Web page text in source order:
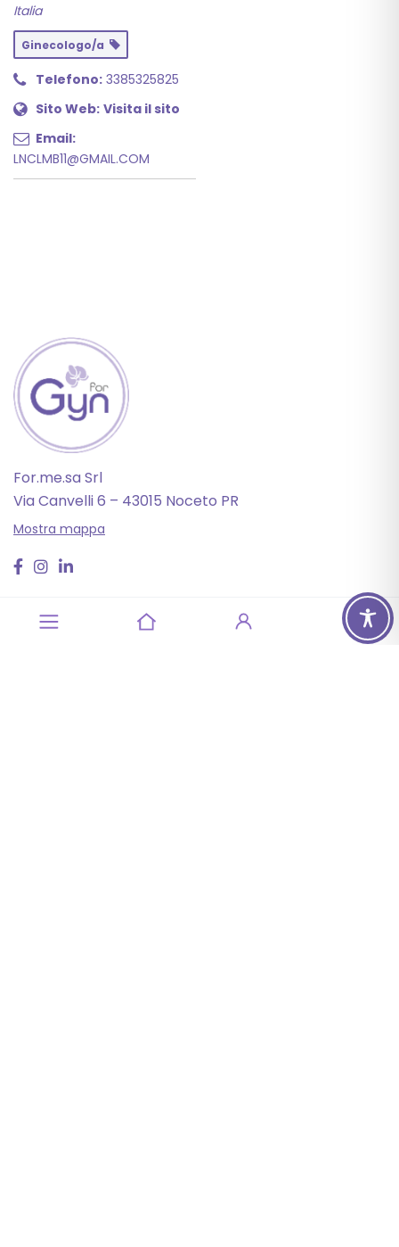
Italia
Ginecologo/a
Telefono: 3385325825
Sito Web: Visita il sito
Email:
LNCLMB11@GMAIL.COM
For.me.sa Srl
Via Canvelli 6 – 43015 Noceto PR
Mostra mappa
Servizio Clienti